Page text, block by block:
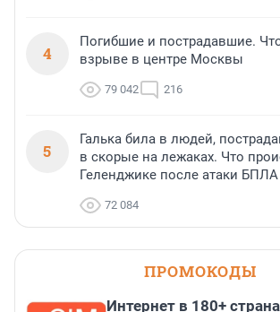
4
Погибшие и пострадавшие.
взрыве в центре Москвы
79 042 216
5
Галька била в людей,
в скорые на лежаках. Что
Геленджике после атаки БПЛА
72 084
ПРОМОКОДЫ
Интернет в 180+